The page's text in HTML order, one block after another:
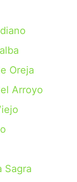
Oreja
Arroyo
Sagra